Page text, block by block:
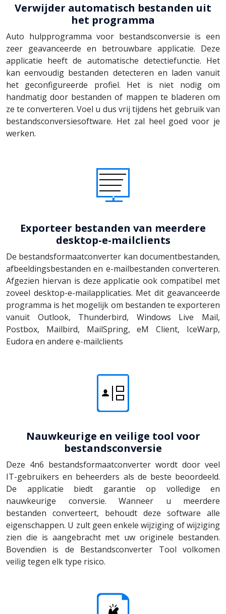
Verwijder automatisch bestanden uit
het programma
Auto hulpprogramma voor bestandsconversie is een
zeer geavanceerde en betrouwbare applicatie. Deze
applicatie heeft de automatische detectiefunctie. Het
kan eenvoudig bestanden detecteren en laden vanuit
het geconfigureerde profiel. Het is niet nodig om
handmatig door bestanden of mappen te bladeren om
ze te converteren. Voel u dus vrij tijdens het gebruik van
bestandsconversiesoftware. Het zal heel goed voor je
werken.
Exporteer bestanden van meerdere
desktop-e-mailclients
De bestandsformaatconverter kan documentbestanden,
afbeeldingsbestanden en e-mailbestanden converteren.
Afgezien hiervan is deze applicatie ook compatibel met
zoveel desktop-e-mailapplicaties. Met dit geavanceerde
programma is het mogelijk om bestanden te exporteren
vanuit Outlook, Thunderbird, Windows Live Mail,
Postbox, Mailbird, MailSpring, eM Client, IceWarp,
Eudora en andere e-mailclients
Nauwkeurige en veilige tool voor
bestandsconversie
Deze 4n6 bestandsformaatconverter wordt door veel
IT-gebruikers en beheerders als de beste beoordeeld.
De applicatie biedt garantie op volledige en
nauwkeurige conversie. Wanneer u meerdere
bestanden converteert, behoudt deze software alle
eigenschappen. U zult geen enkele wijziging of wijziging
zien die is aangebracht met uw originele bestanden.
Bovendien is de Bestandsconverter Tool volkomen
veilig tegen elk type risico.